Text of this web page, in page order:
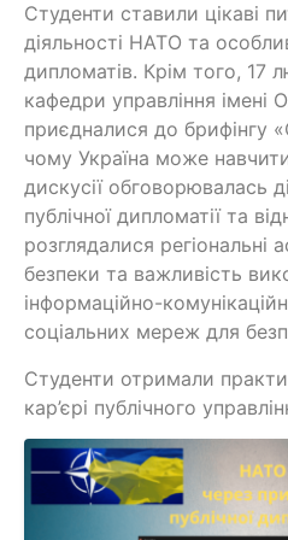
Студенти ставили цікаві
діяльності НАТО та
дипломатів. Крім того, 17
кафедри управління імені
приєдналися до брифінгу
чому Україна може
дискусії обговорювалась
публічної дипломатії та
розглядалися регіональні
безпеки та важливість
інформаційно-
соціальних мереж для
Студенти отримали
кар’єрі публічного